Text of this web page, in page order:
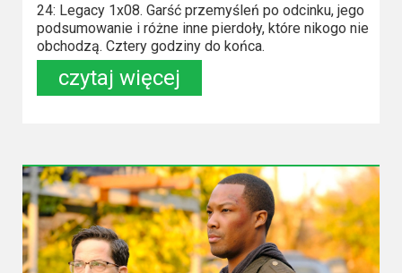
24: Legacy 1x08. Garść przemyśleń po odcinku, jego
podsumowanie i różne inne pierdoły, które nikogo nie
obchodzą. Cztery godziny do końca.
czytaj więcej